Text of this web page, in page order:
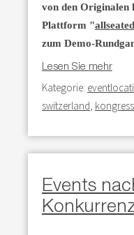
von den Originalen
Plattform "allseated
zum Demo-
Lesen Sie mehr
Kategorie:
switzerland kongress
Events